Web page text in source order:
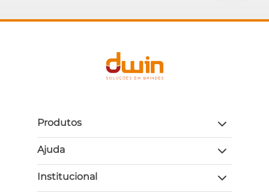
Produtos
Ajuda
Institucional